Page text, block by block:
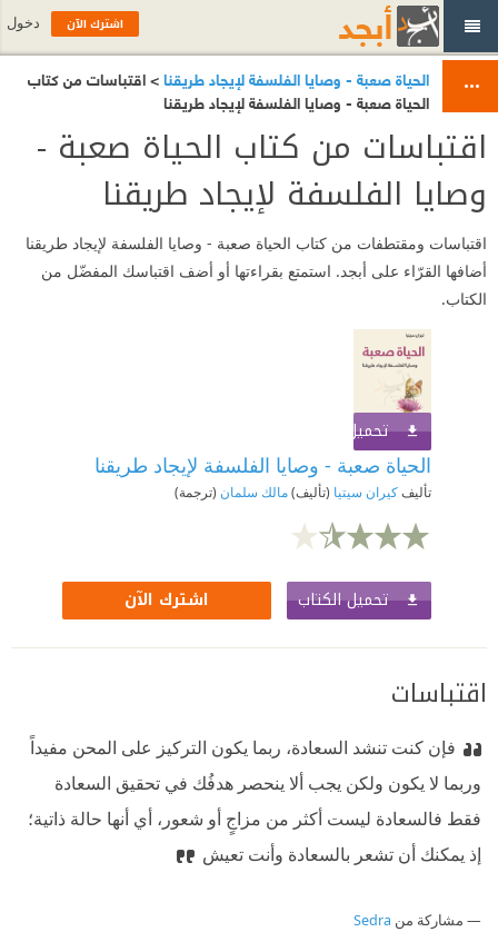
الحياة صعبة - وصايا الفلسفة لإيجاد طريقنا> اقتباسات من كتاب
الحياة صعبة - وصايا الفلسفة لإيجاد طريقنا
اقتباسات من كتاب الحياة صعبة -
وصايا الفلسفة لإيجاد طريقنا
اقتباسات ومقتطفات من كتاب الحياة صعبة - وصايا الفلسفة لإيجاد طريقنا
أضافها القرّاء على أبجد. استمتع بقراءتها أو أضف اقتباسك المفضّل من
الكتاب.
تحميل الكتاب
الحياة صعبة - وصايا الفلسفة لإيجاد طريقنا
تأليفكيران سيتيا (تأليف)مالك سلمان (ترجمة)
تحميل الكتاب اشترك الآن
اقتباسات
فإن كنت تنشد السعادة، ربما يكون التركيز على المحن مفيداً
وربما لا يكون ولكن يجب ألا ينحصر هدفُك في تحقيق السعادة
فقط فالسعادة ليست أكثر من مزاجٍ أو شعور، أي أنها حالة ذاتية؛
إذ يمكنك أن تشعر بالسعادة وأنت تعيش
مشاركة من Sedra
اشترك الآن دخول